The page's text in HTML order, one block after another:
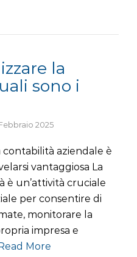
la
sono i
2025
aziendale è
vantaggiosa La
è un’attività cruciale
per consentire di
monitorare la
impresa e
More